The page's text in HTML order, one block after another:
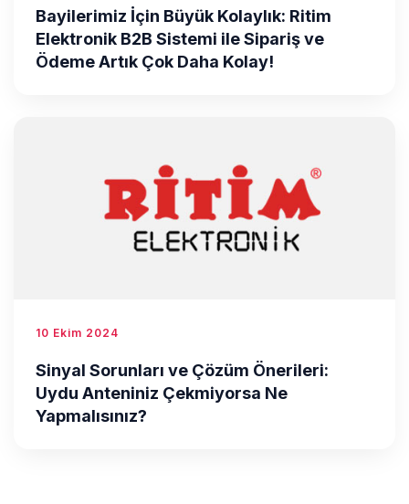
Bayilerimiz İçin Büyük Kolaylık: Ritim
Elektronik B2B Sistemi ile Sipariş ve
Ödeme Artık Çok Daha Kolay!
10 Ekim 2024
Sinyal Sorunları ve Çözüm Önerileri:
Uydu Anteniniz Çekmiyorsa Ne
Yapmalısınız?